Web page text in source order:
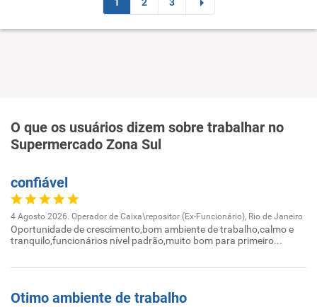
O que os usuários dizem sobre trabalhar no
Supermercado Zona Sul
confiável
4 Agosto 2026. Operador de Caixa\repositor (Ex-Funcionário), Rio de Janeiro
Oportunidade de crescimento,bom ambiente de trabalho,calmo e
tranquilo,funcionários nível padrão,muito bom para primeiro...
Otimo ambiente de trabalho